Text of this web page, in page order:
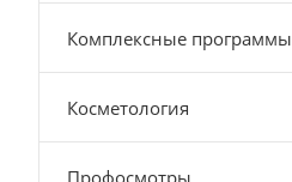
Комплексные программы
Косметология
Профосмотры